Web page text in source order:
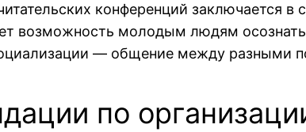
конференций заключается
возможность молодым людям
— общение между разными
по